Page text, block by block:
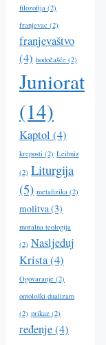
filozofija (2)
franjevac (2)
franjevaštvo
(4) hodočašće (2)
Juniorat
(14)
Kaptol (4)
kreposti (2) Leibniz
(2) Liturgija
(5) metafizika (2)
molitva(3)
moralna teologija
(2) Nasljeduj
Krista(4)
Ogovaranje (2)
ontološki dualizam
(2) prikaz (2)
ređenje(4)